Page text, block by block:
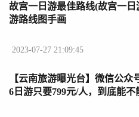
故宫一日游最佳路线(故宫一
游路线图手画
2023-07-27 21:09:45
【云南旅游曝光台】微信公
6日游只要799元/人，到底能